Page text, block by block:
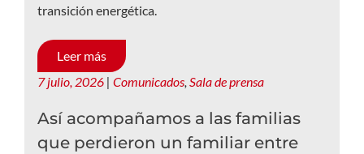
transición energética.
Leer más
7 julio, 2026 | Comunicados, Sala de prensa
Así acompañamos a las familias
que perdieron un familiar entre